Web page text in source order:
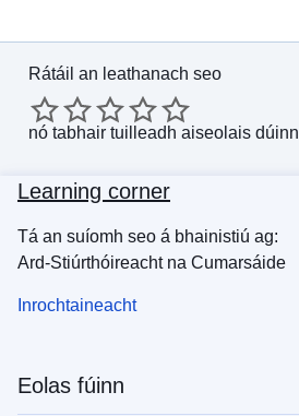
Rátáil an leathanach seo
nó tabhair tuilleadh aiseolais dúinn
Learning corner
Tá an suíomh seo á bhainistiú ag:
Ard-Stiúrthóireacht na Cumarsáide
Inrochtaineacht
Eolas fúinn